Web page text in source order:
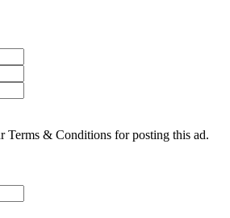
Terms & Conditions for posting this ad.